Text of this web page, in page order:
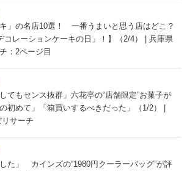
」の名店10選！ 一番うまいと思う店はどこ？
コレーションケーキの日」！】（2/4） | 兵庫県
：2ページ目
てもセンス抜群」六花亭の“店舗限定”お菓子が
初めて」「箱買いするべきだった」（1/2） |
サーチ
した」 カインズの“1980円クーラーバッグ”が評